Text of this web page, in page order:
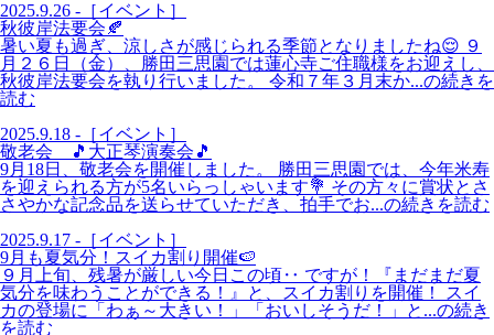
2025.9.26 -［イベント］
秋彼岸法要会🍂
暑い夏も過ぎ、涼しさが感じられる季節となりましたね😌 ９
月２６日（金）、勝田三思園では蓮心寺ご住職様をお迎えし、
秋彼岸法要会を執り行いました。 令和７年３月末か...の続きを
読む
2025.9.18 -［イベント］
敬老会 🎵大正琴演奏会🎵
9月18日、敬老会を開催しました。 勝田三思園では、今年米寿
を迎えられる方が5名いらっしゃいます💐 その方々に賞状とさ
さやかな記念品を送らせていただき、拍手でお...の続きを読む
2025.9.17 -［イベント］
9月も夏気分！スイカ割り開催🍉
９月上旬、残暑が厳しい今日この頃‥ ですが！『まだまだ夏
気分を味わうことができる！』と、スイカ割りを開催！ スイ
カの登場に「わぁ～大きい！」「おいしそうだ！」と...の続き
を読む